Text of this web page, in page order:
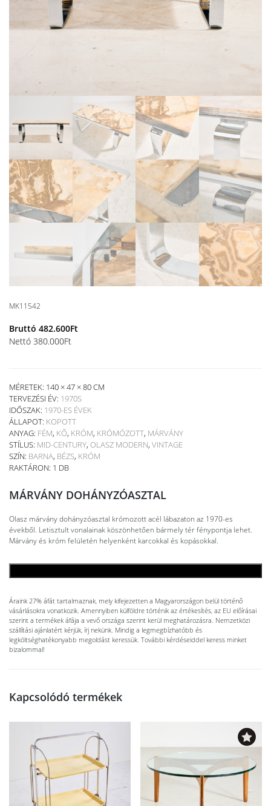
MK11542
Bruttó 482.600Ft
Nettó 380.000Ft
MÉRETEK: 140 × 47 × 80 CM
TERVEZÉSI ÉV: 1970S
IDŐSZAK: 1970-ES ÉVEK
ÁLLAPOT: KOPOTT
ANYAG: FÉM, KŐ, KRÓM, KRÓMÓZOTT, MÁRVÁNY
STÍLUS: MID-CENTURY, OLASZ MODERN, VINTAGE
SZÍN: BARNA, BÉZS, KRÓM
RAKTÁRON: 1 DB
MÁRVÁNY DOHÁNYZÓASZTAL
Olasz márvány dohányzóasztal krómozott acél lábazaton az 1970-es
évekből. Letisztult vonalainak köszönhetően bármely tér fénypontja lehet.
Márvány és króm felületén helyenként karcokkal és kopásokkal.
Áraink 27% áfát tartalmaznak, mely kifejezetten a Magyarországon belül történő
vásárlásokra vonatkozik. Amennyiben külföldre történik az értékesítés, az EU előírásai
szerint a termékek áfája a vevő országa szerint kerül meghatározásra. Nemzetközi
szállítási ajánlatért kérjük, írj nekünk. Mindig a legmegbízhatóbb és
legköltséghatékonyabb megoldást keressük. További kérdéseiddel keress minket
bizalommal!
Kapcsolódó termékek